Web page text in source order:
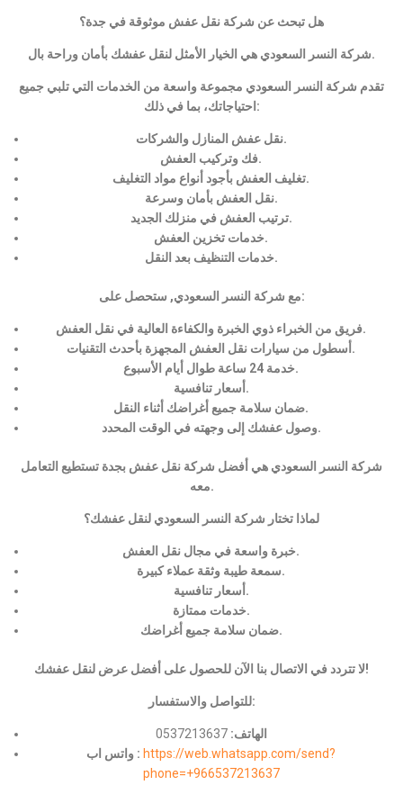
هل تبحث عن شركة نقل عفش موثوقة في جدة؟
شركة النسر السعودي هي الخيار الأمثل لنقل عفشك بأمان وراحة بال.
تقدم شركة النسر السعودي مجموعة واسعة من الخدمات التي تلبي جميع
احتياجاتك، بما في ذلك:
نقل عفش المنازل والشركات.
فك وتركيب العفش.
تغليف العفش بأجود أنواع مواد التغليف.
نقل العفش بأمان وسرعة.
ترتيب العفش في منزلك الجديد.
خدمات تخزين العفش.
خدمات التنظيف بعد النقل.
مع شركة النسر السعودي, ستحصل على:
فريق من الخبراء ذوي الخبرة والكفاءة العالية في نقل العفش.
أسطول من سيارات نقل العفش المجهزة بأحدث التقنيات.
خدمة 24 ساعة طوال أيام الأسبوع.
أسعار تنافسية.
ضمان سلامة جميع أغراضك أثناء النقل.
وصول عفشك إلى وجهته في الوقت المحدد.
شركة النسر السعودي هي أفضل شركة نقل عفش بجدة تستطيع التعامل
معه.
لماذا تختار شركة النسر السعودي لنقل عفشك؟
خبرة واسعة في مجال نقل العفش.
سمعة طيبة وثقة عملاء كبيرة.
أسعار تنافسية.
خدمات ممتازة.
ضمان سلامة جميع أغراضك.
لا تتردد في الاتصال بنا الآن للحصول على أفضل عرض لنقل عفشك!
للتواصل والاستفسار:
الهاتف: 0537213637
واتس اب : https://web.whatsapp.com/send?
phone=+966537213637